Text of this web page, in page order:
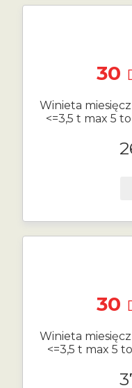
30
Winieta
<=3,5 t max 5
30
Winieta
<=3,5 t max 5